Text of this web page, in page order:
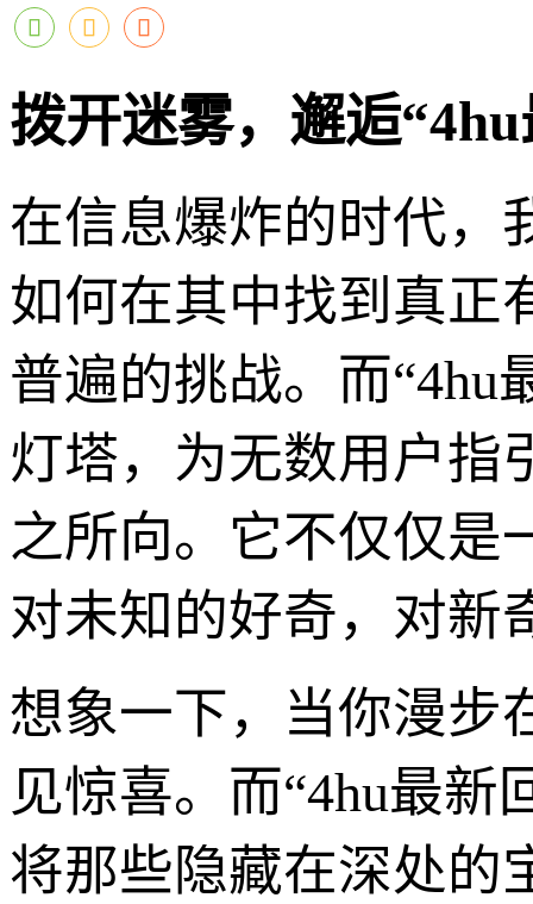
拨开迷雾，邂逅
在信息爆炸的时代，
如何在其中找到真正
普遍的挑战。而“4hu
灯塔，为无数用户指
之所向。它不仅仅是
对未知的好奇，对新
想象一下，当你漫步
见惊喜。而“4hu最
将那些隐藏在深处的